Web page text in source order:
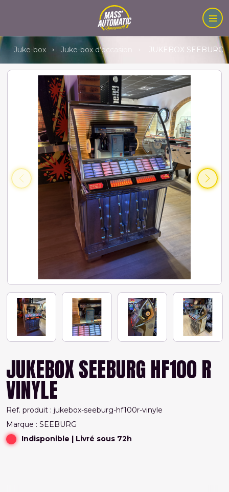
Juke-box Juke-box d'occasion JUKEBOX
JUKEBOX SEEBURG HF100 R
VINYLE
Ref. produit : jukebox-seeburg-hf100r-vinyle
Marque : SEEBURG
Indisponible | Livré sous 72h